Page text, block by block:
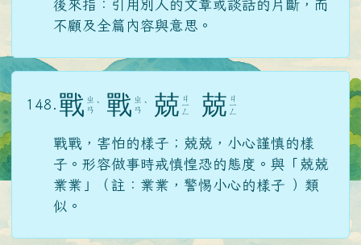
後來指：引用別人的文章或談話的片斷，而
不顧及全篇內容與意思。
148. 戰 ㄓ
ㄢ ˋ 戰 ㄓ
ㄢ ˋ 兢 ㄐ
ㄧ
ㄥ 兢 ㄐ
ㄧ
ㄥ
戰戰，害怕的樣子；兢兢，小心謹慎的樣
子。形容做事時戒慎惶恐的態度。與「兢兢
業業」（註：業業，警惕小心的樣子 ）類
似。